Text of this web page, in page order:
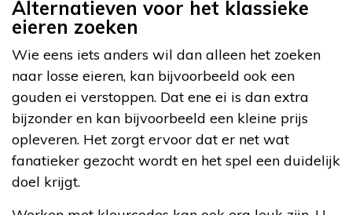
Alternatieven voor het klassieke
eieren zoeken
Wie eens iets anders wil dan alleen het zoeken
naar losse eieren, kan bijvoorbeeld ook een
gouden ei verstoppen. Dat ene ei is dan extra
bijzonder en kan bijvoorbeeld een kleine prijs
opleveren. Het zorgt ervoor dat er net wat
fanatieker gezocht wordt en het spel een duidelijk
doel krijgt.